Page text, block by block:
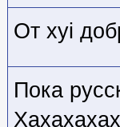
От хуi
Пока